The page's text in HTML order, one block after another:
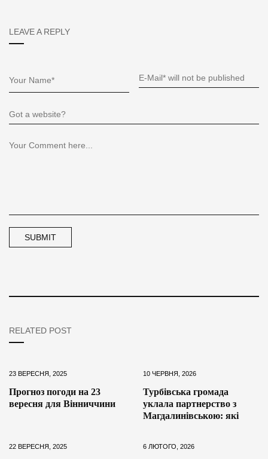
LEAVE A REPLY
RELATED POST
23 ВЕРЕСНЯ, 2025
Прогноз погоди на 23
вересня для Вінниччини
10 ЧЕРВНЯ, 2026
Турбівська громада
уклала партнерство з
Магдалинівською: які
22 ВЕРЕСНЯ, 2025 6 ЛЮТОГО, 2026